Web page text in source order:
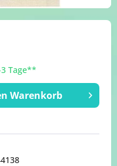
Tage**
Warenkorb